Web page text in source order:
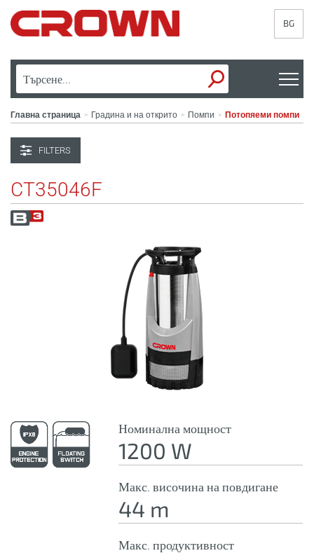
BG
Главна страница > Градина и на открито > Помпи > Потопяеми помпи
FILTERS
CT35046F
Номинална мощност
1200 W
Макс. височина на повдигане
44 m
Макс. продуктивност